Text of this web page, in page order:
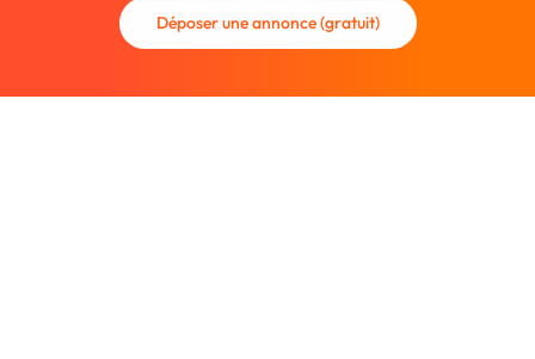
Déposer une annonce (gratuit)